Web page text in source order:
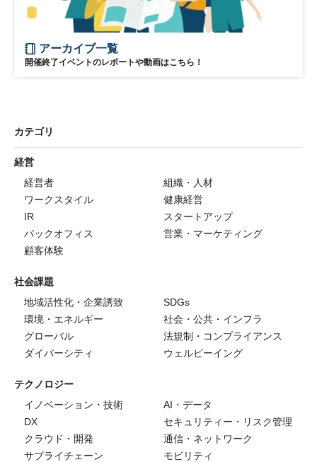
アーカイブ一覧
開催終了イベントのレポートや動画はこちら！
カテゴリ
経営
経営者
組織・人材
ワークスタイル
健康経営
IR
スタートアップ
バックオフィス
営業・マーケティング
顧客体験
社会課題
地域活性化・企業誘致
SDGs
環境・エネルギー
社会・公共・インフラ
グローバル
法規制・コンプライアンス
ダイバーシティ
ウェルビーイング
テクノロジー
イノベーション・技術
AI・データ
DX
セキュリティー・リスク管理
クラウド・開発
通信・ネットワーク
サプライチェーン
モビリティ